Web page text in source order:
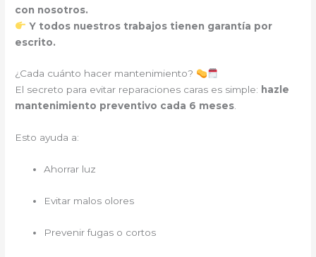
con nosotros.
Y todos nuestros trabajos tienen garantía por
escrito.
¿Cada cuánto hacer mantenimiento?
El secreto para evitar reparaciones caras es simple: hazle
mantenimiento preventivo cada 6 meses.
Esto ayuda a:
Ahorrar luz
Evitar malos olores
Prevenir fugas o cortos